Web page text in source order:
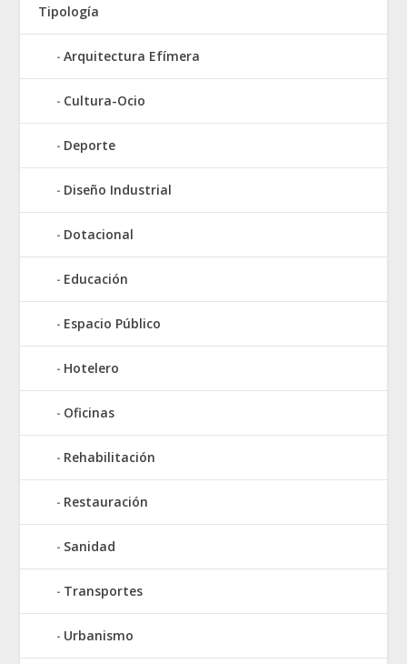
Tipología
Arquitectura Efímera
Cultura-Ocio
Deporte
Diseño Industrial
Dotacional
Educación
Espacio Público
Hotelero
Oficinas
Rehabilitación
Restauración
Sanidad
Transportes
Urbanismo